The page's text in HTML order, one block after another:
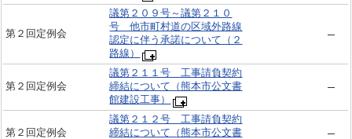
第２回定例会
議第２０９号～議第２１０
号 他市町村道の区域外路線
認定に伴う承諾について（２
路線）
第２回定例会
議第２１１号 工事請負契約
締結について（熊本市公文書
館建設工事）
第２回定例会
議第２１２号 工事請負契約
締結について（熊本市公文書